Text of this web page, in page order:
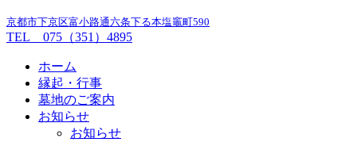
京都市下京区富小路通六条下る本塩竈町590
TEL 075（351）4895
ホーム
縁起・行事
墓地のご案内
お知らせ
お知らせ